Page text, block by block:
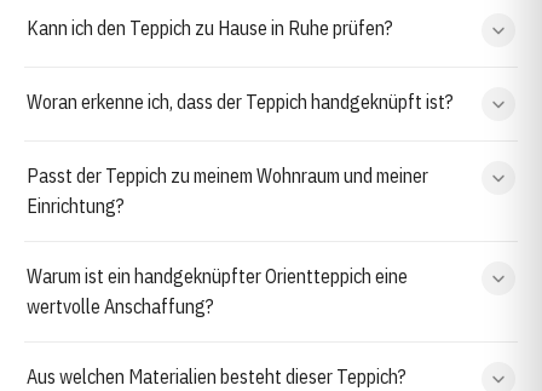
Kann ich den Teppich zu Hause in Ruhe prüfen?
Woran erkenne ich, dass der Teppich handgeknüpft ist?
Passt der Teppich zu meinem Wohnraum und meiner
Einrichtung?
Warum ist ein handgeknüpfter Orientteppich eine
wertvolle Anschaffung?
Aus welchen Materialien besteht dieser Teppich?